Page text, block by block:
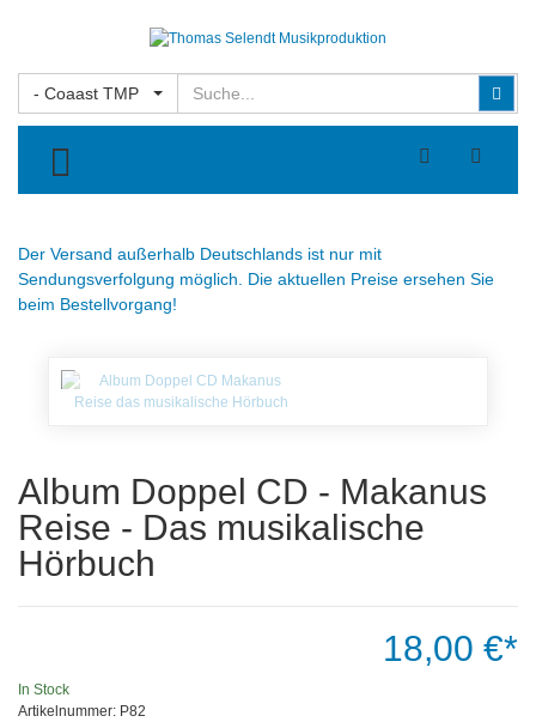
- Coaast TMP
TOGGLE MENU
Der Versand außerhalb Deutschlands ist nur mit
Sendungsverfolgung möglich. Die aktuellen Preise ersehen Sie
beim Bestellvorgang!
Album Doppel CD - Makanus
Reise - Das musikalische
Hörbuch
18,00 €*
In Stock
Artikelnummer: P82